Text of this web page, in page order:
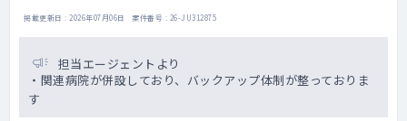
掲載更新日 : 2026年07月06日 案件番号 : 26-JU312875
担当エージェントより
・関連病院が併設しており、バックアップ体制が整っておりま
す